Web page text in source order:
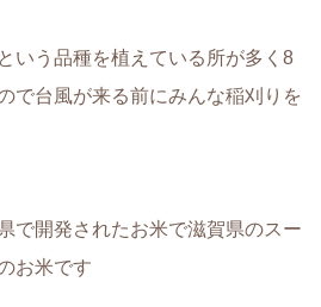
いう品種を植えている所が多く8
で台風が来る前にみんな稲刈りを
で開発されたお米で滋賀県のスー
お米です